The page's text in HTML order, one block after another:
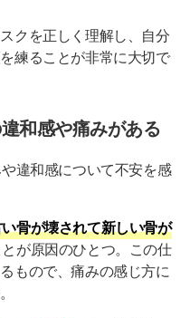
クを正しく理解し、自分
練ることが非常に大切で
和感や痛みがある
違和感について不安を感
骨が壊されて新しい骨が
とが原因のひとつ。この仕
もので、痛みの感じ方に